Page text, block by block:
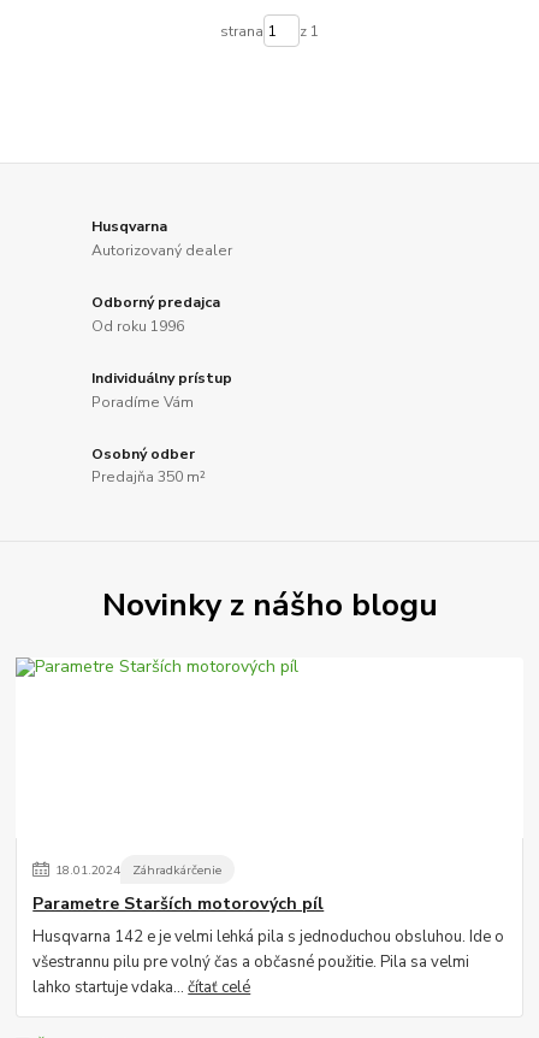
strana z 1
Husqvarna
Autorizovaný dealer
Odborný predajca
Od roku 1996
Individuálny prístup
Poradíme Vám
Osobný odber
Predajňa 350 m²
Novinky z nášho blogu
18.01.2024 Záhradkárčenie
Parametre Starších motorových píl
Husqvarna 142 e je velmi lehká pila s jednoduchou obsluhou. Ide o
všestrannu pilu pre volný čas a občasné použitie. Pila sa velmi
lahko startuje vdaka...čítať celé